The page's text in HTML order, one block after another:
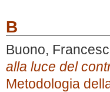
B
Buono,
alla luce del
Metodologia